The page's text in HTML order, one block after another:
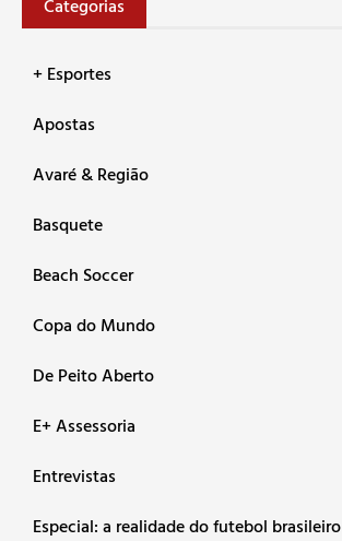
Categorias
+ Esportes
Apostas
Avaré & Região
Basquete
Beach Soccer
Copa do Mundo
De Peito Aberto
E+ Assessoria
Entrevistas
Especial: a realidade do futebol brasileiro